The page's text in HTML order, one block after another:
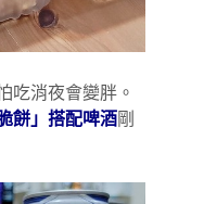
吃消夜會變胖。
餅」搭配啤酒剛